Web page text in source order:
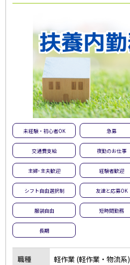
未経験・初心者OK 急募
交通費支給 夜勤のお仕事
主婦･主夫歓迎 経験者歓迎
シフト自由選択制 友達と応募OK
服装自由 短時間勤務
長期
職種 軽作業 (軽作業・物流系)